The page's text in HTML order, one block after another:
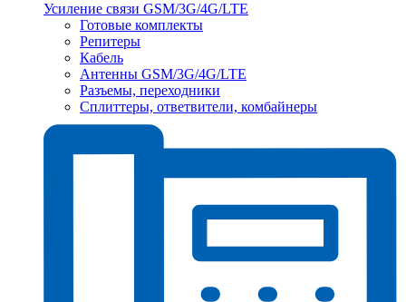
Усиление связи GSM/3G/4G/LTE
Готовые комплекты
Репитеры
Кабель
Антенны GSM/3G/4G/LTE
Разъемы, переходники
Сплиттеры, ответвители, комбайнеры